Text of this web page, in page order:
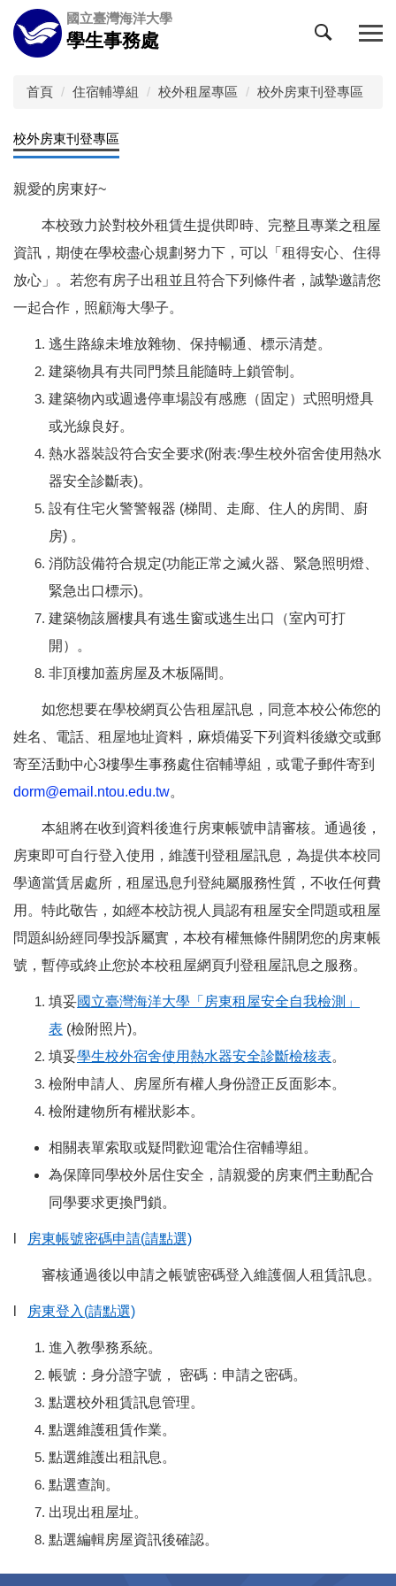
跳
到
主
區
國立臺灣海洋大學
學生事務處
首頁 住宿輔導組 校外租屋專區 校外房東刊登專區
校外房東刊登專區
親愛的房東好~
本校致力於對校外租賃生提供即時、完整且專業之租屋
資訊，期使在學校盡心規劃努力下，可以「租得安心、住得
放心」。若您有房子出租並且符合下列條件者，誠摯邀請您
一起合作，照顧海大學子。
逃生路線未堆放雜物、保持暢通、標示清楚。
建築物具有共同門禁且能隨時上鎖管制。
建築物內或週邊停車場設有感應（固定）式照明燈具
或光線良好。
熱水器裝設符合安全要求(附表:學生校外宿舍使用熱水
器安全診斷表)。
設有住宅火警警報器 (梯間、走廊、住人的房間、廚
房) 。
消防設備符合規定(功能正常之滅火器、緊急照明燈、
緊急出口標示)。
建築物該層樓具有逃生窗或逃生出口（室內可打
開）。
非頂樓加蓋房屋及木板隔間。
如您想要在學校網頁公告租屋訊息，同意本校公佈您的
姓名、電話、租屋地址資料，麻煩備妥下列資料後繳交或郵
寄至活動中心3樓學生事務處住宿輔導組，或電子郵件寄到
dorm@email.ntou.edu.tw。
本組將在收到資料後進行房東帳號申請審核。通過後，
房東即可自行登入使用，維護刊登租屋訊息，為提供本校同
學適當賃居處所，租屋迅息刋登純屬服務性質，不收任何費
用。特此敬告，如經本校訪視人員認有租屋安全問題或租屋
問題糾紛經同學投訴屬實，本校有權無條件關閉您的房東帳
號，暫停或終止您於本校租屋網頁刋登租屋訊息之服務。
填妥國立臺灣海洋大學「房東租屋安全自我檢測」
表 (檢附照片)。
填妥學生校外宿舍使用熱水器安全診斷檢核表。
檢附申請人、房屋所有權人身份證正反面影本。
檢附建物所有權狀影本。
相關表單索取或疑問歡迎電洽住宿輔導組。
為保障同學校外居住安全，請親愛的房東們主動配合
同學要求更換門鎖。
房東帳號密碼申請(請點選)
審核通過後以申請之帳號密碼登入維護個人租賃訊息。
房東登入(請點選)
進入教學務系統。
帳號：身分證字號， 密碼：申請之密碼。
點選校外租賃訊息管理。
點選維護租賃作業。
點選維護出租訊息。
點選查詢。
出現出租屋址。
點選編輯房屋資訊後確認。